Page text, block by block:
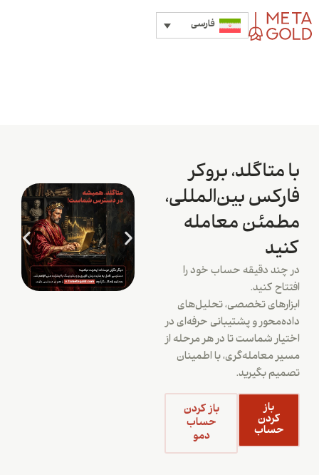
فارسی
با متاگلد، بروکر
فارکس بین‌المللی،
مطمئن معامله
کنید
در چند دقیقه حساب خود را
افتتاح کنید.
ابزارهای تخصصی، تحلیل‌های
داده‌محور و پشتیبانی حرفه‌ای در
اختیار شماست تا در هر مرحله از
مسیر معامله‌گری، با اطمینان
تصمیم بگیرید.
باز
کردن
حساب
باز کردن
حساب
دمو